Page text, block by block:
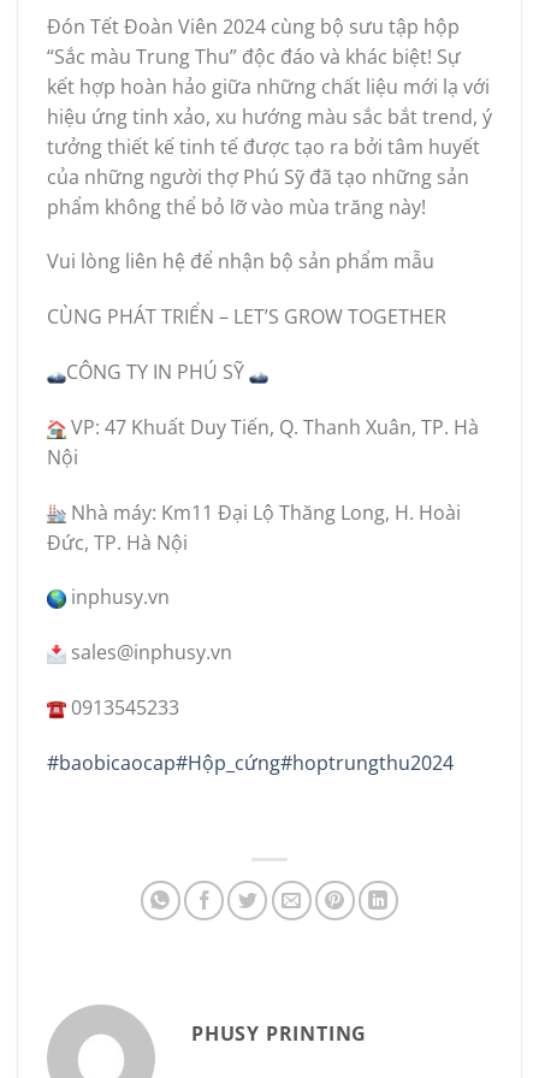
Đón Tết Đoàn Viên 2024 cùng bộ sưu tập hộp
“Sắc màu Trung Thu” độc đáo và khác biệt! Sự
kết hợp hoàn hảo giữa những chất liệu mới lạ với
hiệu ứng tinh xảo, xu hướng màu sắc bắt trend, ý
tưởng thiết kế tinh tế được tạo ra bởi tâm huyết
của những người thợ Phú Sỹ đã tạo những sản
phẩm không thể bỏ lỡ vào mùa trăng này!
Vui lòng liên hệ để nhận bộ sản phẩm mẫu
CÙNG PHÁT TRIỂN – LET’S GROW TOGETHER
CÔNG TY IN PHÚ SỸ
VP: 47 Khuất Duy Tiến, Q. Thanh Xuân, TP. Hà
Nội
Nhà máy: Km11 Đại Lộ Thăng Long, H. Hoài
Đức, TP. Hà Nội
inphusy.vn
sales@inphusy.vn
0913545233
#baobicaocap#Hộp_cứng#hoptrungthu2024
PHUSY PRINTING